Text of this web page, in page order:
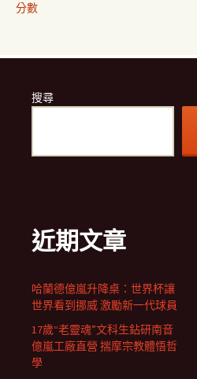
分數
搜尋
近期文章
哈蘭德億嵐升降桌：世界杯讓
世界看到挪威 激勵新一代球員
17歲“老靈魂”文科生鉆研南音
億嵐工廠直營 揣摩宗教體悟哲
學